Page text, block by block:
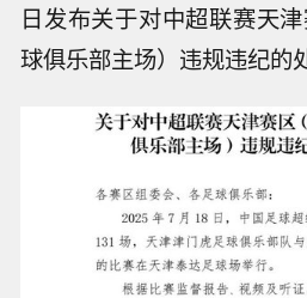
日发布关于对中超联赛天
球俱乐部主场）违规违纪的